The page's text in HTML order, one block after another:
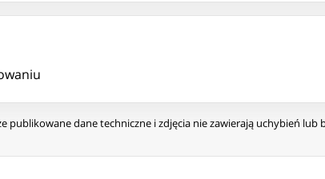
publikowane dane techniczne i zdjęcia nie zawierają uchybień